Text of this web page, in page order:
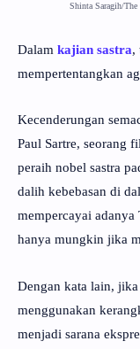
Shinta Saragih/The
Dalam kajian sastra,
mempertentangkan
Kecenderungan
Paul Sartre, seorang
peraih nobel sastra
dalih kebebasan di
mempercayai adanya
hanya mungkin jika
Dengan kata lain,
menggunakan
menjadi sarana